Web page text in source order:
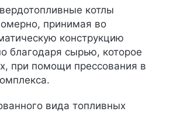
котлы
принимая во
конструкцию
благодаря сырью, которое
при помощи прессования в
вида топливных